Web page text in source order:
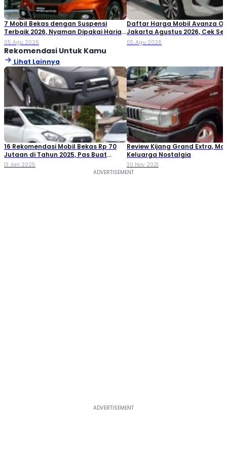
7 Mobil Bekas dengan Suspensi
Terbaik 2026, Nyaman Dipakai Harian
hingga Perjalanan Jauh
05 Agu 2026
Daftar Harga Mobil Avanza
Jakarta Agustus 2026, Cek
Variannya!
05 Agu 2026
Rekomendasi Untuk Kamu
Lihat Lainnya
16 Rekomendasi Mobil Bekas Rp 70
Jutaan di Tahun 2025, Pas Buat
Keluarga!
13 Jan 2025
Review Kijang Grand Extra,
Keluarga Nostalgia
30 Nov 2021